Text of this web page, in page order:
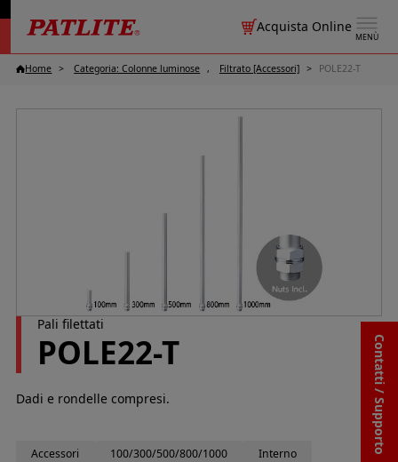
MENÙ
Acquista Online
Contatti / Supporto
Home Categoria: Colonne luminose Filtrato [Accessori] POLE22-T
Pali filettati
POLE22-T
Dadi e rondelle compresi.
Accessori 100/300/500/800/1000 Interno